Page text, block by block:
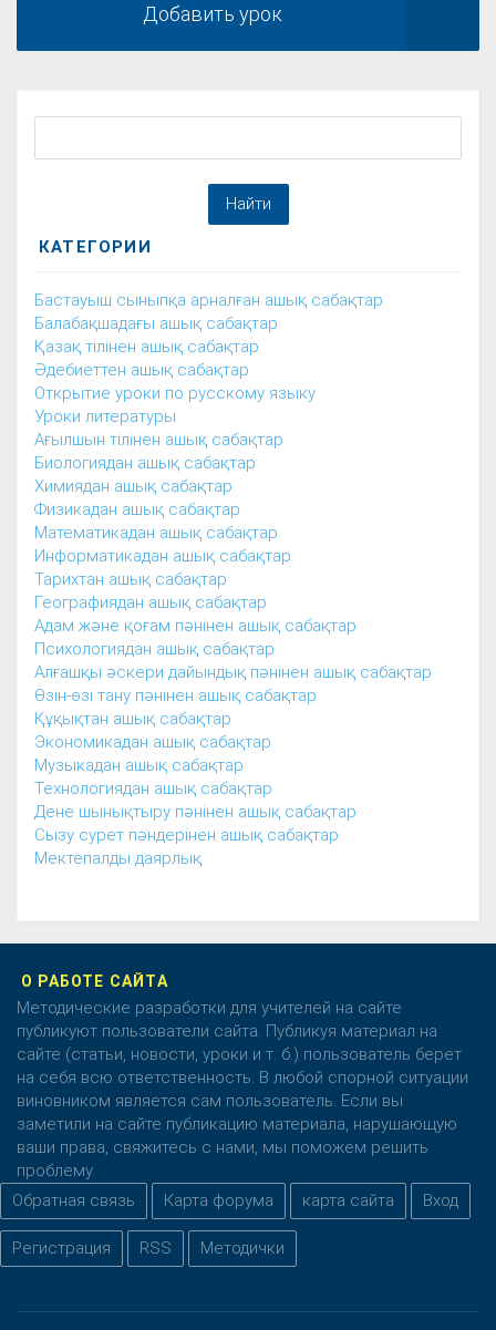
Добавить урок
КАТЕГОРИИ
Бастауыш сыныпқа арналған ашық сабақтар
Балабақшадағы ашық сабақтар
Қазақ тілінен ашық сабақтар
Әдебиеттен ашық сабақтар
Открытие уроки по русскому языку
Уроки литературы
Ағылшын тілінен ашық сабақтар
Биологиядан ашық сабақтар
Химиядан ашық сабақтар
Физикадан ашық сабақтар
Математикадан ашық сабақтар
Информатикадан ашық сабақтар
Тарихтан ашық сабақтар
Географиядан ашық сабақтар
Адам және қоғам пәнінен ашық сабақтар
Психологиядан ашық сабақтар
Алғашқы әскери дайындық пәнінен ашық сабақтар
Өзін-өзі тану пәнінен ашық сабақтар
Құқықтан ашық сабақтар
Экономикадан ашық сабақтар
Музыкадан ашық сабақтар
Технологиядан ашық сабақтар
Дене шынықтыру пәнінен ашық сабақтар
Сызу сурет пәндерінен ашық сабақтар
Мектепалды даярлық
О РАБОТЕ САЙТА
Методические разработки для учителей на сайте
публикуют пользователи сайта. Публикуя материал на
сайте (статьи, новости, уроки и т. б.) пользователь берет
на себя всю ответственность. В любой спорной ситуации
виновником является сам пользователь. Если вы
заметили на сайте публикацию материала, нарушающую
ваши права, свяжитесь с нами, мы поможем решить
проблему.
Обратная связь
Карта форума карта сайта Вход
Регистрация RSS Методички